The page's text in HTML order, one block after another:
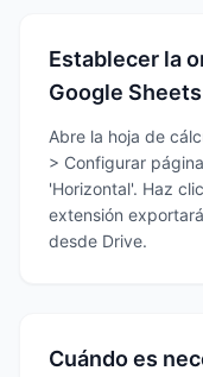
Establecer la
Google Sheets
Abre la hoja de
> Configurar
'Horizontal'. Haz
extensión
desde Drive.
Cuándo es